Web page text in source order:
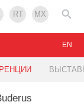
RT MX
EN